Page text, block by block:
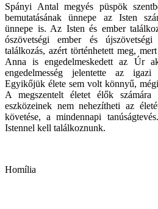
Spányi Antal megyés püspök
bemutatásának ünnepe az Isten
ünnepe is. Az Isten és ember
ószövetségi ember és
találkozás, azért történhetett meg,
Anna is engedelmeskedett az Úr
engedelmesség jelentette az
Egyikőjük élete sem volt könnyű,
A megszentelt életet élők
eszközeinek nem nehezítheti az
követése, a mindennapi
Istennel kell találkoznunk.
Homília